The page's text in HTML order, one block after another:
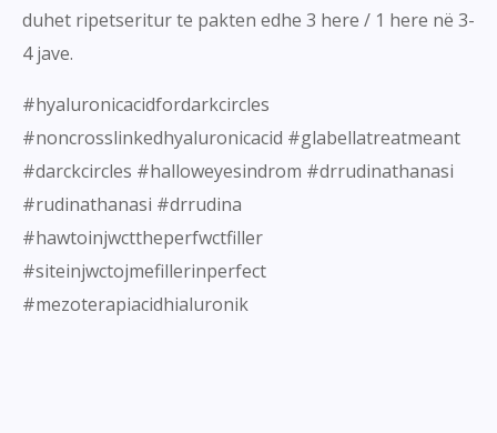
duhet ripetseritur te pakten edhe 3 here / 1 here në 3-
4 jave.
#hyaluronicacidfordarkcircles
#noncrosslinkedhyaluronicacid #glabellatreatmeant
#darckcircles #halloweyesindrom #drrudinathanasi
#rudinathanasi #drrudina
#hawtoinjwcttheperfwctfiller
#siteinjwctojmefillerinperfect
#mezoterapiacidhialuronik